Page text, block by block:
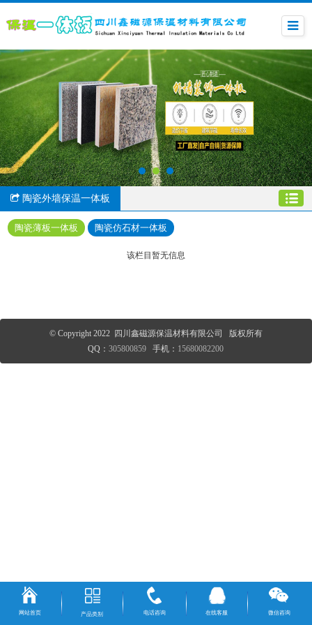
陶瓷外墙保温一体板
陶瓷薄板一体板 陶瓷仿石材一体板
该栏目暂无信息
© Copyright 2022 四川鑫磁源保温材料有限公司 版权所有
QQ：305800859 手机： 15680082200
网站首页 产品类别 电话咨询 在线客服 微信咨询